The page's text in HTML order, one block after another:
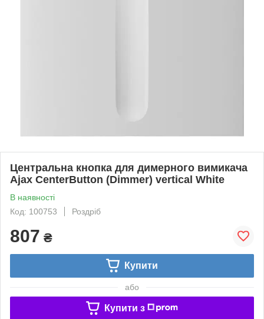
Центральна кнопка для димерного вимикача
Ajax CenterButton (Dimmer) vertical White
В наявності
Код: 100753
Роздріб
807 ₴
Купити
або
Купити з